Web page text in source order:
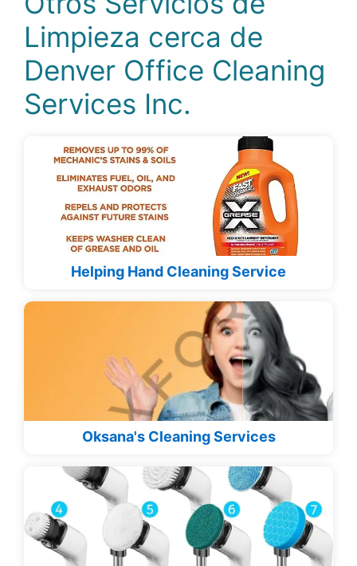
Limpieza cerca de
Denver Office Cleaning
Services Inc.
Helping Hand Cleaning Service
Oksana's Cleaning Services